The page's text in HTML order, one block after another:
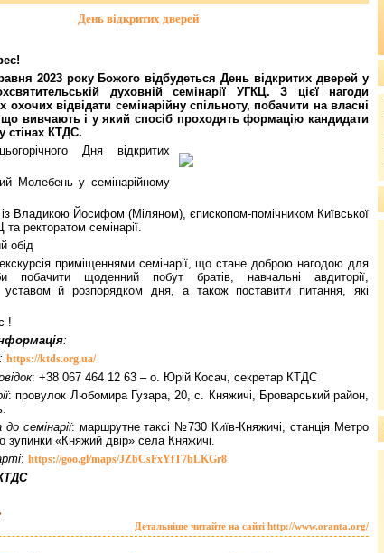
День відкритих дверей
2023 року Божого відбудеться День відкритих дверей у
духовній семінарії УГКЦ. З цієї нагоди
охочих відвідати семінарійну спільноту, побачити на власні
вивчають і у який спосіб проходять формацію кандидати
стінах КТДС.
Дня відкритих
Молебень у семінарійному
із Владикою Йосифом (Міляном), єпископом-помічником Київської
ректоратом семінарії.
обід
приміщеннями семінарії, що стане доброю нагодою для
побачити щоденний побут братів, навчальні авдиторії,
уставом й розпорядком дня, а також поставити питання, які
!
:
https://ktds.org.ua/
: +38 067 464 12 63 – о. Юрій Косач, секретар КТДС
: провулок Любомира Гузара, 20, с. Княжичі, Броварський район,
семінарії: маршрутне таксі №730 Київ-Княжичі, станція Метро
«Княжий двір» села Княжичі.
: https://goo.gl/maps/JZbCsFxYfT7bLKGr8
Детальніше читайте на сайті http://www.oranta.org/